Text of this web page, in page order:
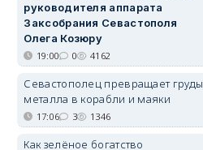
руководителя аппарата
Заксобрания Севастополя
Олега Козюру
19:00 0 4162
Севастополец превращает груды
металла в корабли и маяки
17:06 3 1346
Как зелёное богатство